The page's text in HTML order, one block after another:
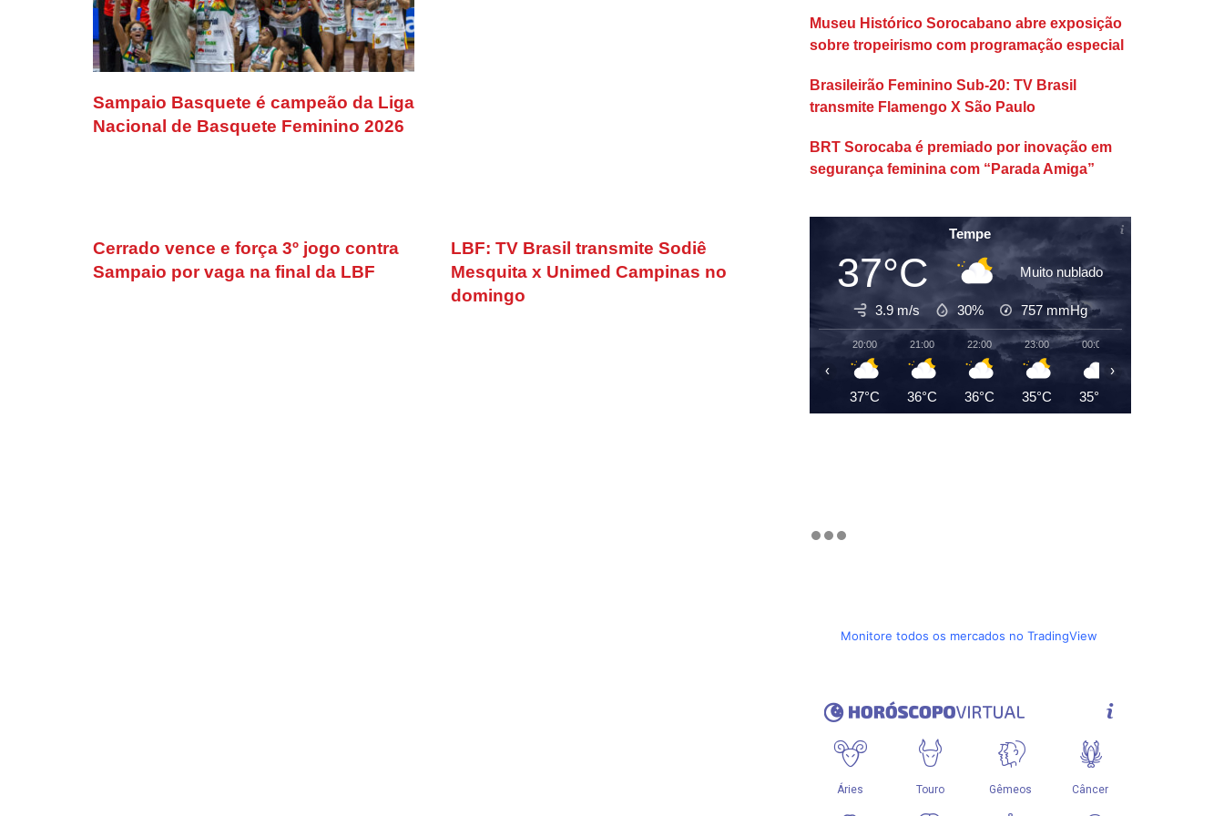
Sampaio Basquete é campeão da Liga
Nacional de Basquete Feminino 2026
Cerrado vence e força 3º jogo contra
Sampaio por vaga na final da LBF
LBF: TV Brasil transmite Sodiê
Mesquita x Unimed Campinas no
domingo
Museu Histórico Sorocabano abre exposição
sobre tropeirismo com programação especial
Brasileirão Feminino Sub-20: TV Brasil
transmite Flamengo X São Paulo
BRT Sorocaba é premiado por inovação em
segurança feminina com “Parada Amiga”
Tempe
37°C Muito nublado
3.9 m/s 30% 757 mmHg
20:00
37°C
21:00
36°C
22:00
36°C
23:00
35°C
00:00
35°C
‹ ›
Monitore todos os mercados no TradingView